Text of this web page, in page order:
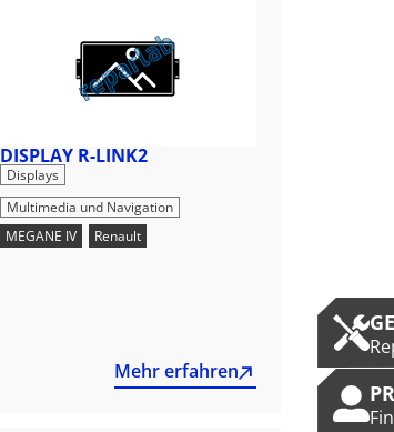
DISPLAY R-LINK2
Displays
Multimedia und Navigation
MEGANE IV
Renault
Mehr erfahren